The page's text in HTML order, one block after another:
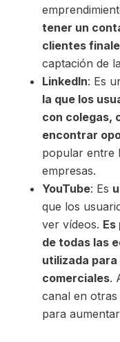
tener un
clientes
captación de
LinkedIn: Es
la que los
con colegas,
encontrar
popular entre
empresas.
YouTube: Es
que los
ver vídeos.
de todas las
utilizada
comerciales.
canal en otras
para